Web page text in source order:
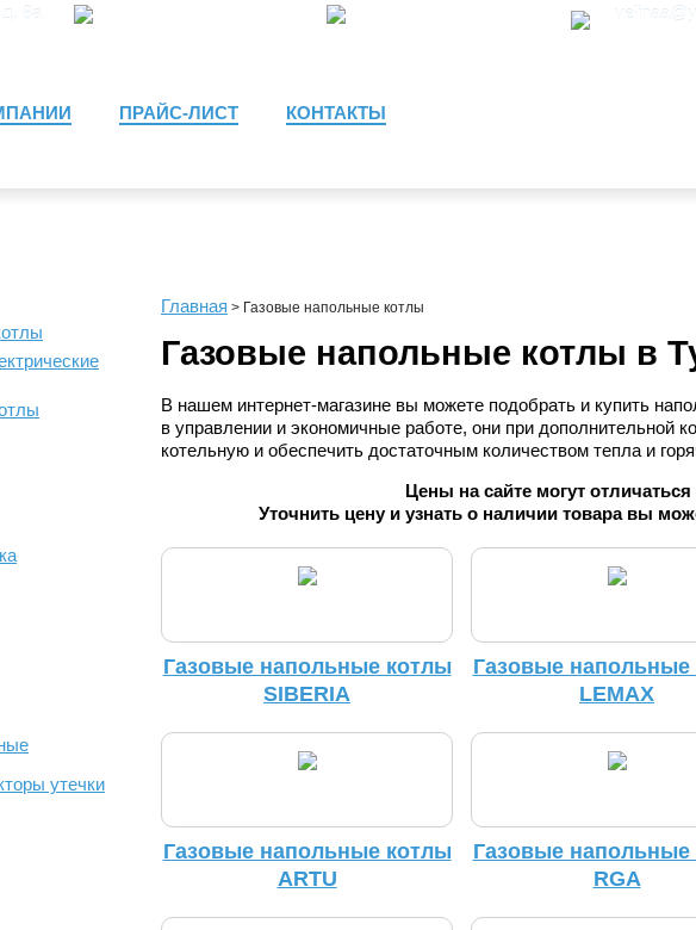
8а
ПРАЙС-ЛИСТ КОНТАКТЫ
утечки
Главная > Газовые напольные котлы
Газовые напольные котлы в
В нашем интернет-магазине вы можете подобрать и купить
в управлении и экономичные работе, они при дополнительной
котельную и обеспечить достаточным количеством тепла и
Цены на сайте могут
Уточнить цену и узнать о наличии товара вы
Газовые напольные котлы
SIBERIA
Газовые напольные
LEMAX
Газовые напольные котлы
ARTU
Газовые напольные
RGA